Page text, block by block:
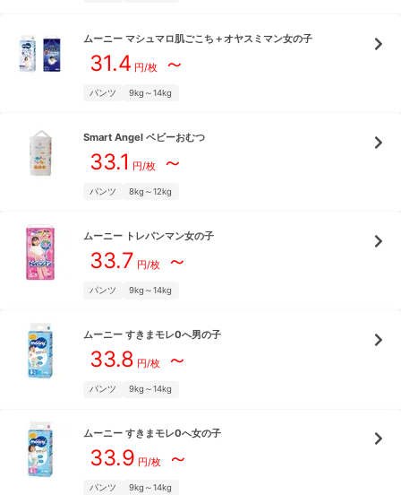
ムーニー マシュマロ肌ごこち＋オヤスミマン女の子
31.4 円/枚～
パンツ 9kg～14kg
Smart Angel ベビーおむつ
33.1 円/枚～
パンツ 8kg～12kg
ムーニー トレパンマン女の子
33.7 円/枚～
パンツ 9kg～14kg
ムーニー すきまモレ0へ男の子
33.8 円/枚～
パンツ 9kg～14kg
ムーニー すきまモレ0へ女の子
33.9 円/枚～
パンツ 9kg～14kg